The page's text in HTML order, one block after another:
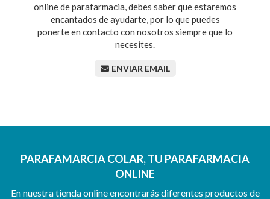
online de parafarmacia, debes saber que estaremos
encantados de ayudarte, por lo que puedes
ponerte en contacto con nosotros siempre que lo
necesites.
ENVIAR EMAIL
PARAFAMARCIA COLAR, TU PARAFARMACIA
ONLINE
En nuestra tienda online encontrarás diferentes productos de